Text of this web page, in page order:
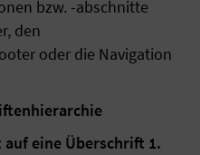
bzw. -abschnitte
den
oder die Navigation
eine Überschrift 1.